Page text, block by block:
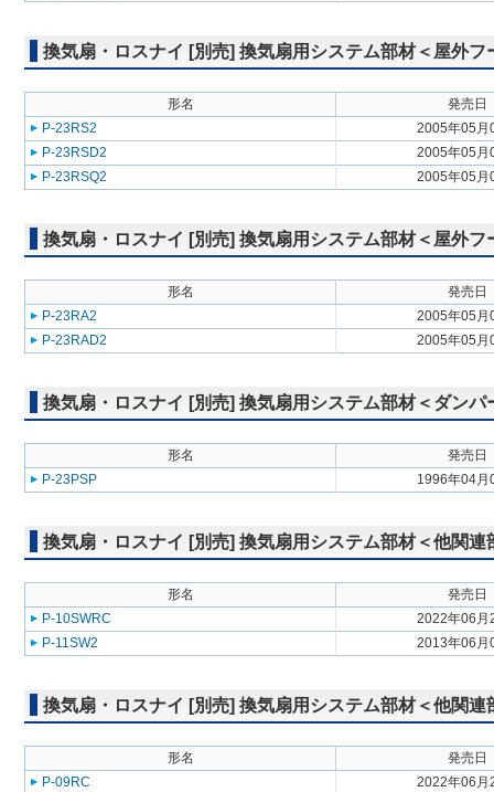
換気扇・ロスナイ [別売] 換気扇用システム部材＜屋外
形名
発売日
P-23RS2
2005年05月
P-23RSD2
2005年05月
P-23RSQ2
2005年05月
換気扇・ロスナイ [別売] 換気扇用システム部材＜屋外
形名
発売日
P-23RA2
2005年05月
P-23RAD2
2005年05月
換気扇・ロスナイ [別売] 換気扇用システム部材＜ダンパ
形名
発売日
P-23PSP
1996年04月
換気扇・ロスナイ [別売] 換気扇用システム部材＜他関連
形名
発売日
P-10SWRC
2022年06月
P-11SW2
2013年06月
換気扇・ロスナイ [別売] 換気扇用システム部材＜他関連
形名
発売日
P-09RC
2022年06月